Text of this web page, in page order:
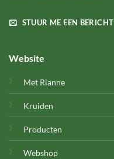
STUUR ME EEN BERICHT
Website
Met Rianne
Kruiden
Producten
Webshop